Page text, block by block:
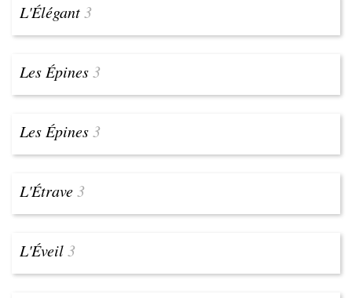
L'Élégant3
Les Épines3
Les Épines3
L'Étrave3
L'Éveil3